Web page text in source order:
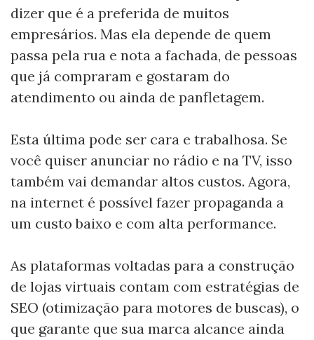
dizer que é a preferida de muitos
empresários. Mas ela depende de quem
passa pela rua e nota a fachada, de pessoas
que já compraram e gostaram do
atendimento ou ainda de panfletagem.
Esta última pode ser cara e trabalhosa. Se
você quiser anunciar no rádio e na TV, isso
também vai demandar altos custos. Agora,
na internet é possível fazer propaganda a
um custo baixo e com alta performance.
As plataformas voltadas para a construção
de lojas virtuais contam com estratégias de
SEO (otimização para motores de buscas), o
que garante que sua marca alcance ainda